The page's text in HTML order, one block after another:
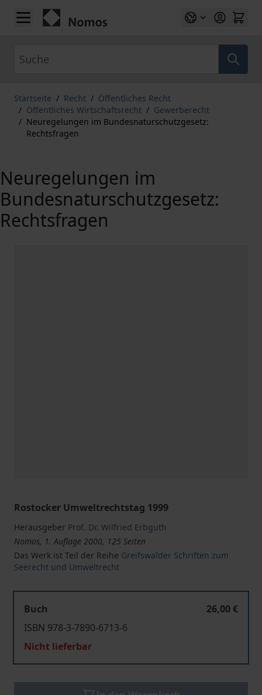
Zum Inhalt springen
Startseite / Recht / Öffentliches Recht
/ Öffentliches Wirtschaftsrecht / Gewerberecht
/ Neuregelungen im Bundesnaturschutzgesetz:
Rechtsfragen
Neuregelungen im
Bundesnaturschutzgesetz:
Rechtsfragen
Rostocker Umweltrechtstag 1999
Herausgeber Prof. Dr. Wilfried Erbguth
Nomos, 1. Auflage 2000, 125 Seiten
Das Werk ist Teil der Reihe Greifswalder Schriften zum
Seerecht und Umweltrecht
Buch
26,00 €
ISBN 978-3-7890-6713-6
Nicht lieferbar